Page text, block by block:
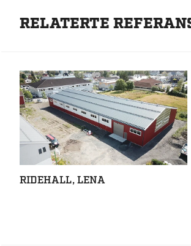
RELATERTE
RIDEHALL, LENA